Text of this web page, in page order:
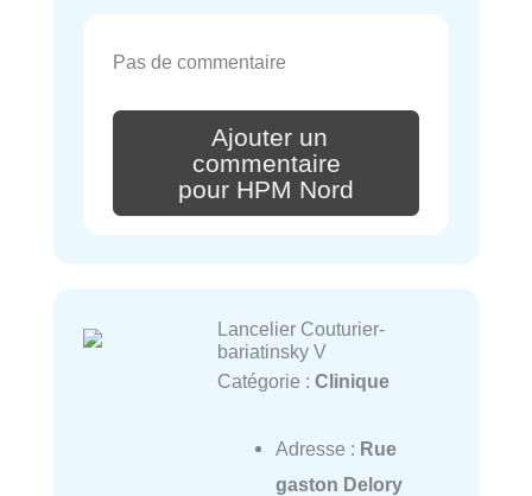
Pas de commentaire
Ajouter un
commentaire
pour HPM Nord
Lancelier Couturier-
bariatinsky V
Catégorie : Clinique
Adresse : Rue
gaston Delory